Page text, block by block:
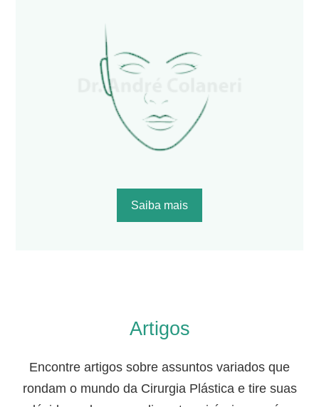
Saiba mais
Artigos
Encontre artigos sobre assuntos variados que
rondam o mundo da Cirurgia Plástica e tire suas